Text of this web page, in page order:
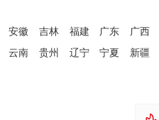
安徽 吉林 福建 广东 广西
云南 贵州 辽宁 宁夏 新疆